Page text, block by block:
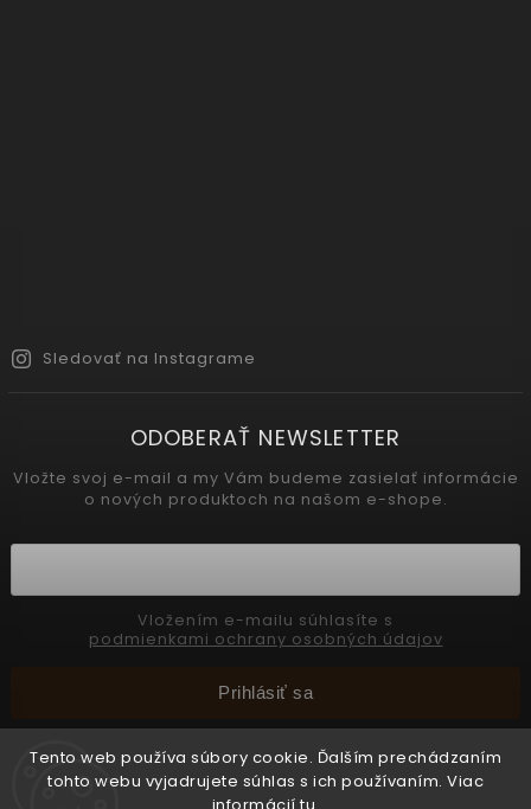
Tento web používa súbory cookie. Ďalším prechádzaním
tohto webu vyjadrujete súhlas s ich používaním. Viac
Sledovať na Instagrame
ODOBERAŤ NEWSLETTER
Vložte svoj e-mail a my Vám budeme zasielať informácie
o nových produktoch na našom e-shope.
podmienkami ochrany osobných údajov
Prihlásiť sa
Copyright 2026INTERMEDIC SK. Všetky práva vyhradené.